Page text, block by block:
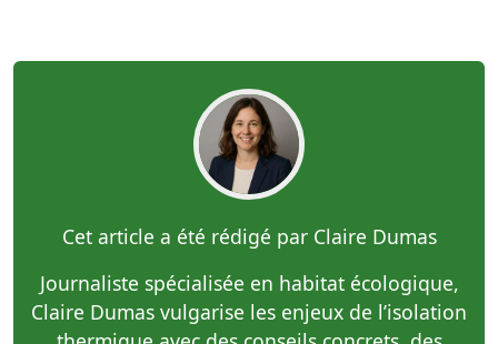
Cet article a été rédigé par Claire Dumas
Journaliste spécialisée en habitat écologique,
Claire Dumas vulgarise les enjeux de l’isolation